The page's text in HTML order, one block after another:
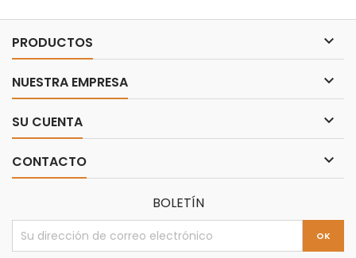
PRODUCTOS 
NUESTRA EMPRESA 
SU CUENTA 
CONTACTO 
BOLETÍN